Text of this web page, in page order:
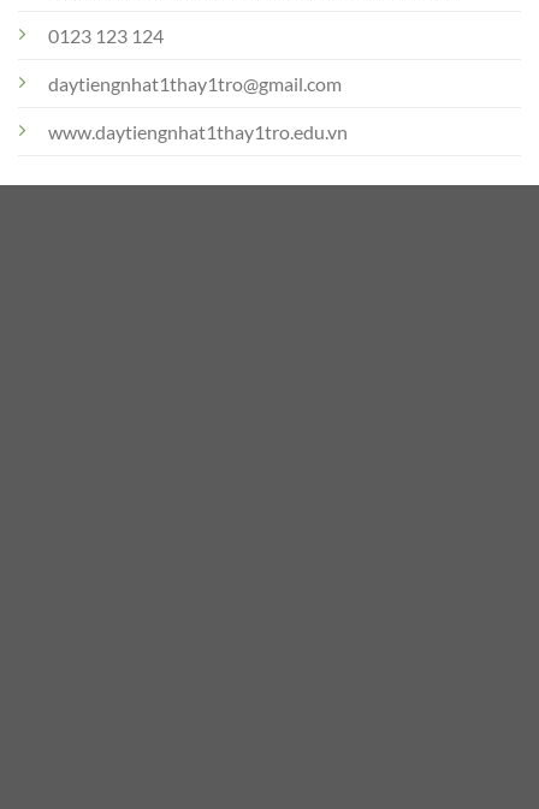
0123 123 124
daytiengnhat1thay1tro@gmail.com
www.daytiengnhat1thay1tro.edu.vn